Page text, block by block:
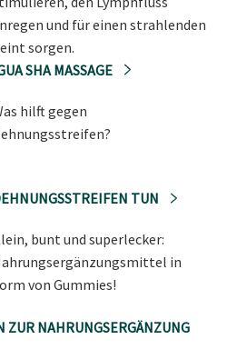
und für einen strahlenden
sorgen.
SHA MASSAGE
hilft gegen
TUN
bunt und superlecker:
in
von Gummies!
NAHRUNGSERGÄNZUNG